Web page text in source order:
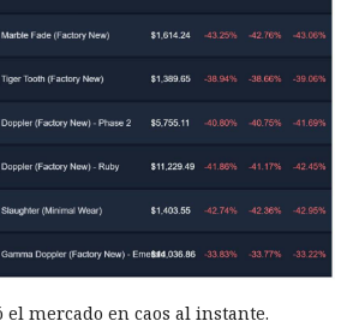
mercado en caos al instante.